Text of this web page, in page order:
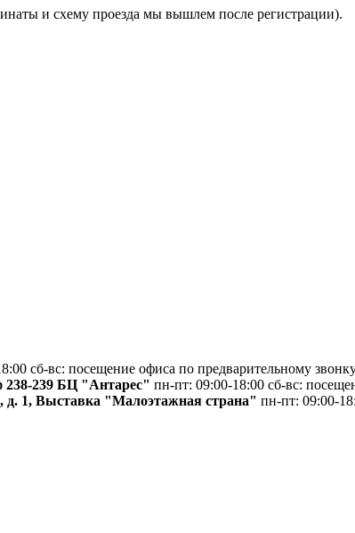
и схему проезда мы вышлем после регистрации).
сб-вс: посещение офиса по предварительному
238-239 БЦ "Антарес" пн-пт: 09:00-18:00 сб-вс:
д. 1, Выставка "Малоэтажная страна" пн-пт: 09:00-